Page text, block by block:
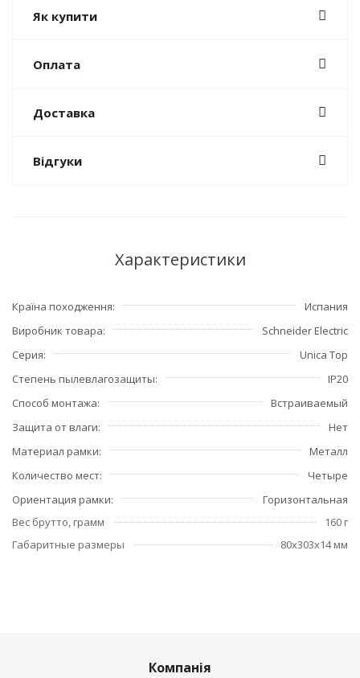
Як купити
Оплата
Доставка
Відгуки
Характеристики
Країна походження
Испания
Виробник товара
Schneider Electric
Серия
Unica Top
Степень пылевлагозащиты
IP20
Способ монтажа
Встраиваемый
Защита от влаги
Нет
Материал рамки
Металл
Количество мест
Четыре
Ориентация рамки
Горизонтальная
Вес брутто, грамм
160 г
Габаритные размеры
80x303x14 мм
Компанія